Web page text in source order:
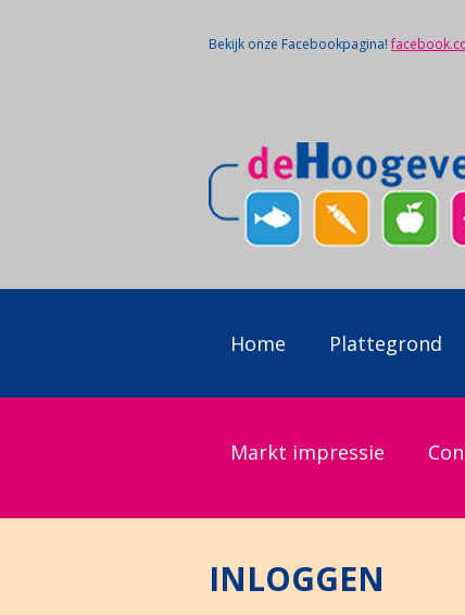
Bekijk onze Facebookpagina!
Home Plattegrond
Markt impressie
INLOGGEN